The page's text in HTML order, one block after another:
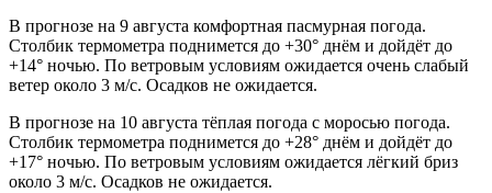
В прогнозе на 9 августа комфортная пасмурная погода.
Столбик термометра поднимется до +30° днём и дойдёт до
+14° ночью. По ветровым условиям ожидается очень слабый
ветер около 3 м/с. Осадков не ожидается.
В прогнозе на 10 августа тёплая погода с моросью погода.
Столбик термометра поднимется до +28° днём и дойдёт до
+17° ночью. По ветровым условиям ожидается лёгкий бриз
около 3 м/с. Осадков не ожидается.